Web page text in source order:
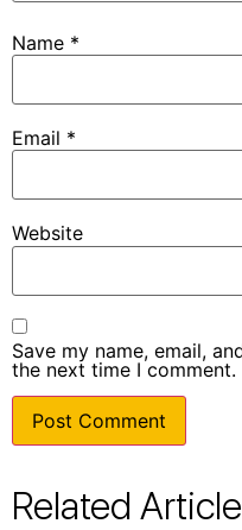
Name *
Email *
Website
Save my name, email,
the next time I comment.
Related